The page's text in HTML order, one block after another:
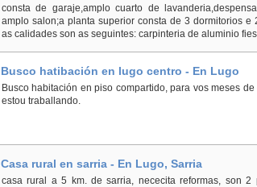
consta de garaje,amplo cuarto de
amplo salon;a planta superior consta de 3 dormitorios
as calidades son as seguintes: carpinteria de aluminio
Busco hatibación en lugo centro - En Lugo
Busco habitación en piso compartido, para vos meses
estou traballando.
Casa rural en sarria - En Lugo, Sarria
casa rural a 5 km. de sarria, nececita reformas, son